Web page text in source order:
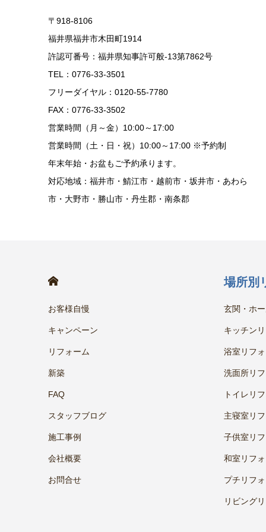
〒918-8106
福井県福井市木田町1914
許認可番号：福井県知事許可般-13第7862号
TEL：0776-33-3501
フリーダイヤル：0120-55-7780
FAX：0776-33-3502
営業時間（月～金）10:00～17:00
営業時間（土・日・祝）10:00～17:00 ※予約制
年末年始・お盆もご予約承ります。
対応地域：福井市・鯖江市・越前市・坂井市・あわら
市・大野市・勝山市・丹生郡・南条郡
お客様自慢
キャンペーン
リフォーム
新築
FAQ
スタッフブログ
施工事例
会社概要
お問合せ
場所別
玄関・ホ
キッチン
浴室リフ
洗面所リ
トイレリ
主寝室リ
子供室リ
和室リフ
プチリフ
リビング